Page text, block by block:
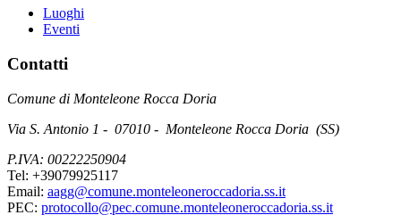
Luoghi
Eventi
Contatti
Comune di Monteleone Rocca Doria
Via S. Antonio 1 - 07010 - Monteleone Rocca Doria (SS)
P.IVA: 00222250904
Tel: +39079925117
Email: aagg@comune.monteleoneroccadoria.ss.it
PEC: protocollo@pec.comune.monteleoneroccadoria.ss.it